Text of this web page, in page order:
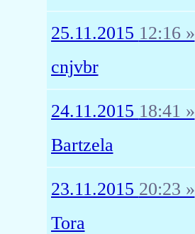
25.11.2015 12:16 »
cnjvbr
24.11.2015 18:41 »
Bartzela
23.11.2015 20:23 »
Tora